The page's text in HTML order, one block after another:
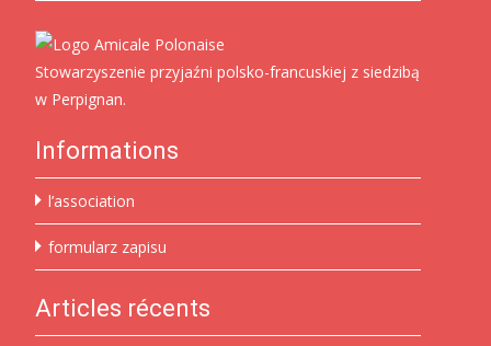
Stowarzyszenie przyjaźni polsko-francuskiej z siedzibą
w Perpignan.
Informations
l’association
formularz zapisu
Articles récents